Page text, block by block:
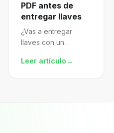
PDF antes de
entregar llaves
¿Vas a entregar
llaves con un
descargado de
Leer artículo→